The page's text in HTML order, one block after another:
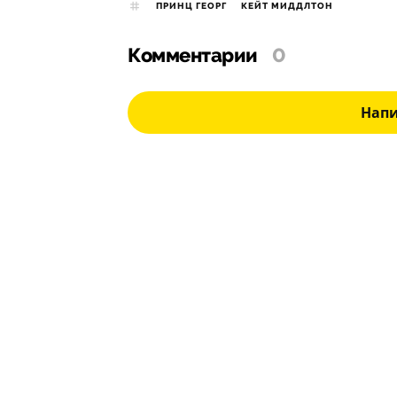
ПРИНЦ ГЕОРГ КЕЙТ МИДДЛТОН
Комментарии 0